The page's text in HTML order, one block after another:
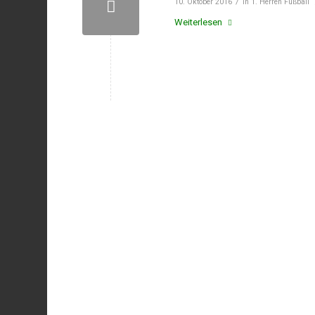
10. Oktober 2016 in 1. Herren Fußball
Weiterlesen